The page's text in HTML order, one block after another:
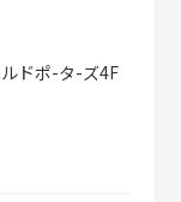
ドポ-タ-ズ4F